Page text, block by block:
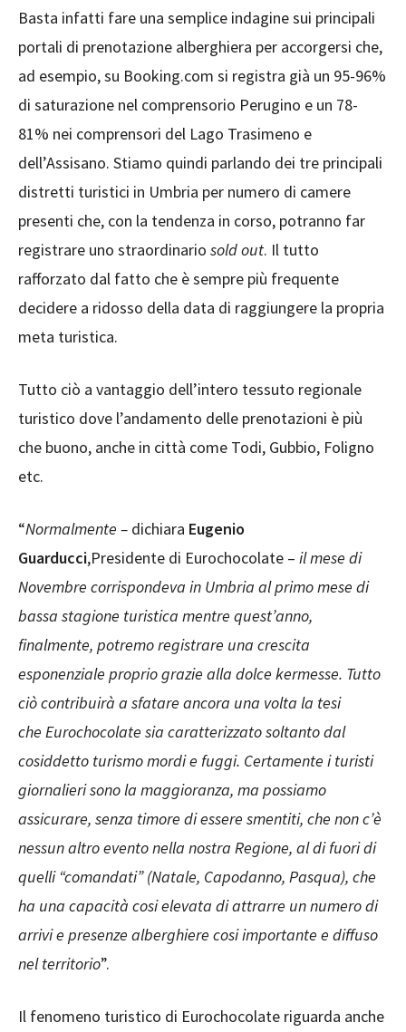
Basta infatti fare una semplice indagine sui principali
portali di prenotazione alberghiera per accorgersi che,
ad esempio, su Booking.com si registra già un 95-96%
di saturazione nel comprensorio Perugino e un 78-
81% nei comprensori del Lago Trasimeno e
dell’Assisano. Stiamo quindi parlando dei tre principali
distretti turistici in Umbria per numero di camere
presenti che, con la tendenza in corso, potranno far
registrare uno straordinario sold out. Il tutto
rafforzato dal fatto che è sempre più frequente
decidere a ridosso della data di raggiungere la propria
meta turistica.
Tutto ciò a vantaggio dell’intero tessuto regionale
turistico dove l’andamento delle prenotazioni è più
che buono, anche in città come Todi, Gubbio, Foligno
etc.
“Normalmente – dichiara Eugenio
Guarducci,Presidente di Eurochocolate – il mese di
Novembre corrispondeva in Umbria al primo mese di
bassa stagione turistica mentre quest’anno,
finalmente, potremo registrare una crescita
esponenziale proprio grazie alla dolce kermesse. Tutto
ciò contribuirà a sfatare ancora una volta la tesi
che Eurochocolate sia caratterizzato soltanto dal
cosiddetto turismo mordi e fuggi. Certamente i turisti
giornalieri sono la maggioranza, ma possiamo
assicurare, senza timore di essere smentiti, che non c’è
nessun altro evento nella nostra Regione, al di fuori di
quelli “comandati” (Natale, Capodanno, Pasqua), che
ha una capacità cosi elevata di attrarre un numero di
arrivi e presenze alberghiere cosi importante e diffuso
nel territorio”.
Il fenomeno turistico di Eurochocolate riguarda anche